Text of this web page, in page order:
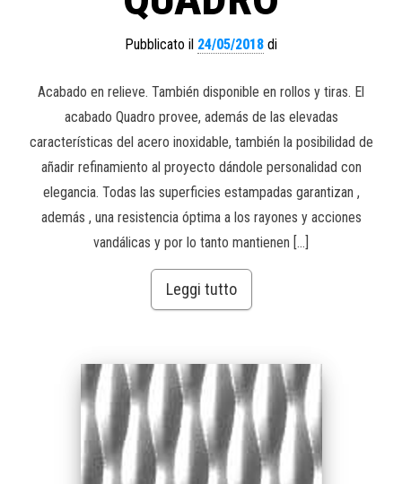
Pubblicato il 24/05/2018 di
Acabado en relieve. También disponible en rollos y tiras. El
acabado Quadro provee, además de las elevadas
características del acero inoxidable, también la posibilidad de
añadir refinamiento al proyecto dándole personalidad con
elegancia. Todas las superficies estampadas garantizan ,
además , una resistencia óptima a los rayones y acciones
vandálicas y por lo tanto mantienen […]
Leggi tutto